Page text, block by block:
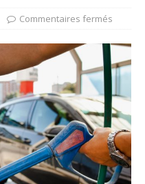
Commentaires fermés